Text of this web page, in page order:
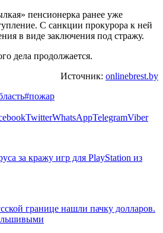
пенсионерка ранее уже
С санкции прокурора к ней
в виде заключения под стражу.
дела продолжается.
Источник: onlinebrest.by
#пожар
TwitterWhatsAppTelegramViber
за кражу игр для PlayStation из
границе нашли пачку долларов.